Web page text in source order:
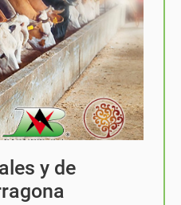
y de